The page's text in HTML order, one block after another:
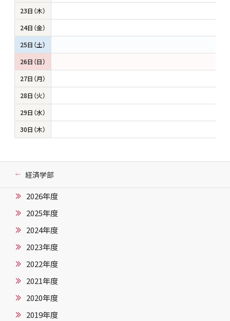
23日（木）
24日（金）
25日（土）
26日（日）
27日（月）
28日（火）
29日（水）
30日（木）
経済学部
2026年度
2025年度
2024年度
2023年度
2022年度
2021年度
2020年度
2019年度